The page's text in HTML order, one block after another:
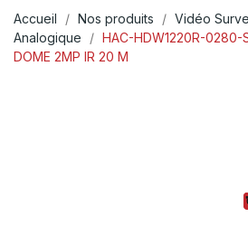
Accueil Nos produits Vidéo
Analogique
HAC-HDW1220R-0280-
DOME 2MP IR 20 M